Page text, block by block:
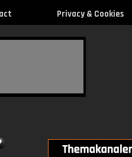
Privacy & Cookies